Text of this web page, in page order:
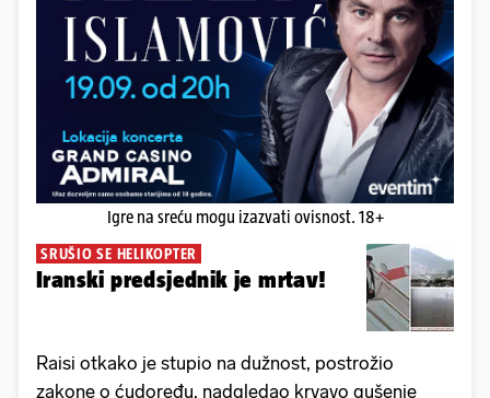
Igre na sreću mogu izazvati ovisnost. 18+
SRUŠIO SE HELIKOPTER
Iranski predsjednik je mrtav!
Raisi otkako je stupio na dužnost, postrožio
zakone o ćudoređu, nadgledao krvavo gušenje